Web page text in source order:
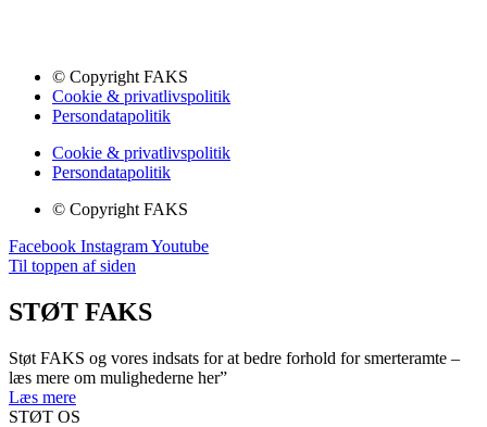
© Copyright FAKS
Cookie & privatlivspolitik
Persondatapolitik
Cookie & privatlivspolitik
Persondatapolitik
© Copyright FAKS
Facebook InstagramYoutube
Til toppen af siden
STØT FAKS
Støt FAKS og vores indsats for at bedre forhold for smerteramte –
læs mere om mulighederne her”
Læs mere
STØT OS